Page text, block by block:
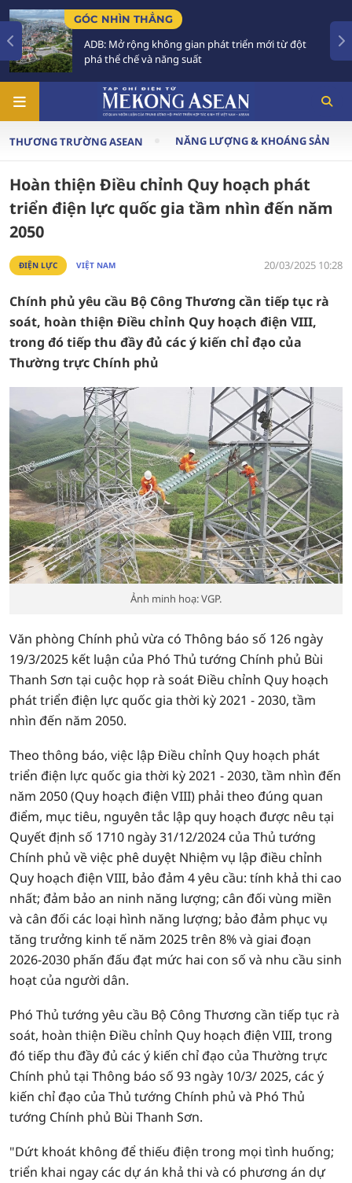
không gian phát triển mới từ đột
năng suất
Tăng trưởng
Phải xây dựng
THƯƠNG TRƯỜNG ASEAN NĂNG LƯỢNG & KHOÁNG SẢN
Hoàn thiện Điều chỉnh Quy hoạch phát
triển điện lực quốc gia tầm nhìn đến năm
2050
ĐIỆN LỰC VIỆT NAM 20/03/2025 10:28
Chính phủ yêu cầu Bộ Công Thương cần tiếp tục rà
soát, hoàn thiện Điều chỉnh Quy hoạch điện VIII,
trong đó tiếp thu đầy đủ các ý kiến chỉ đạo của
Thường trực Chính phủ
Ảnh minh hoạ: VGP.
Văn phòng Chính phủ vừa có Thông báo số 126 ngày
19/3/2025 kết luận của Phó Thủ tướng Chính phủ Bùi
Thanh Sơn tại cuộc họp rà soát Điều chỉnh Quy hoạch
phát triển điện lực quốc gia thời kỳ 2021 - 2030, tầm
nhìn đến năm 2050.
Theo thông báo, việc lập Điều chỉnh Quy hoạch phát
triển điện lực quốc gia thời kỳ 2021 - 2030, tầm nhìn đến
năm 2050 (Quy hoạch điện VIII) phải theo đúng quan
điểm, mục tiêu, nguyên tắc lập quy hoạch được nêu tại
Quyết định số 1710 ngày 31/12/2024 của Thủ tướng
Chính phủ về việc phê duyệt Nhiệm vụ lập điều chỉnh
Quy hoạch điện VIII, bảo đảm 4 yêu cầu: tính khả thi cao
nhất; đảm bảo an ninh năng lượng; cân đối vùng miền
và cân đối các loại hình năng lượng; bảo đảm phục vụ
tăng trưởng kinh tế năm 2025 trên 8% và giai đoạn
2026-2030 phấn đấu đạt mức hai con số và nhu cầu sinh
hoạt của người dân.
Phó Thủ tướng yêu cầu Bộ Công Thương cần tiếp tục rà
soát, hoàn thiện Điều chỉnh Quy hoạch điện VIII, trong
đó tiếp thu đầy đủ các ý kiến chỉ đạo của Thường trực
Chính phủ tại Thông báo số 93 ngày 10/3/ 2025, các ý
kiến chỉ đạo của Thủ tướng Chính phủ và Phó Thủ
tướng Chính phủ Bùi Thanh Sơn.
"Dứt khoát không để thiếu điện trong mọi tình huống;
triển khai ngay các dự án khả thi và có phương án dự